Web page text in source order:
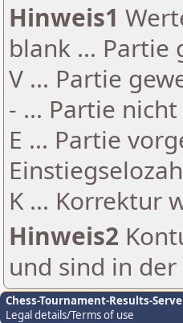
Hinweis1
blank ...
V ... Partie
- ... Partie
E ... Partie
K ... Korrektur
Hinweis2
und sind in
Chess-Tournament-Results-
Legal details/Terms of use